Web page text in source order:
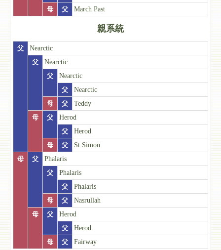
母
父 March Past
親系統
父
Nearctic
父
Nearctic
父
Nearctic
父
Nearctic
母
父
Teddy
母
父
Herod
父
Herod
母
父
St.Simon
母
父
Phalaris
父
Phalaris
父
Phalaris
母
父
Nasrullah
母
父
Herod
父
Herod
母
父 Fairway